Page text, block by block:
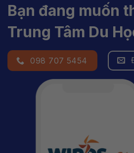
Bạn đang muốn
Trung Tâm Du
098 707 5454